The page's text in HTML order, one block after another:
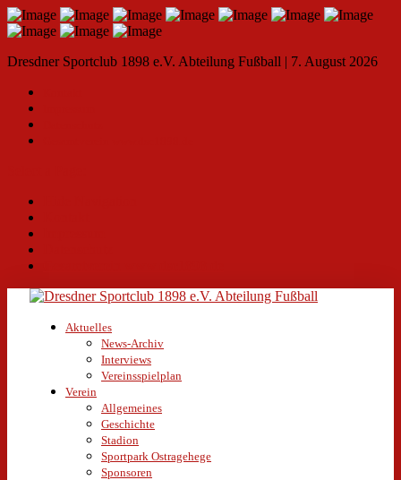
Dresdner Sportclub 1898 e.V. Abteilung Fußball | 7. August 2026
Aktuelles
News-Archiv
Interviews
Vereinsspielplan
Verein
Allgemeines
Geschichte
Stadion
Sportpark Ostragehege
Sponsoren